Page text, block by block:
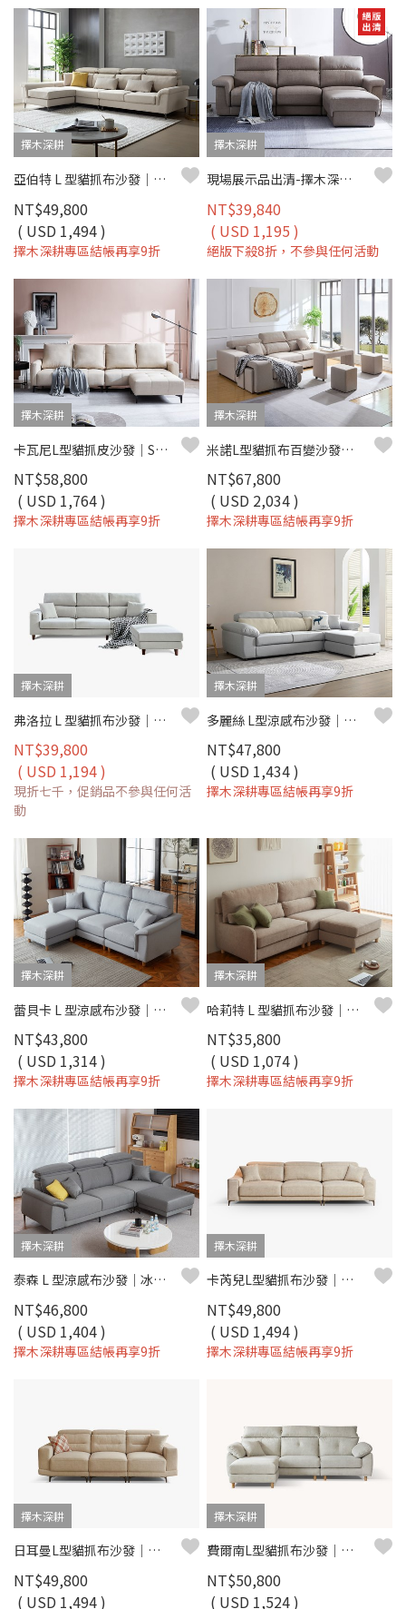
擇木深耕
亞伯特 L 型貓抓布沙發｜防潑水貓抓布 × 移動式腳椅 × 獨立筒坐墊 – 擇木深耕
NT$49,800
( USD 1,494 )
擇木深耕專區結帳再享9折
擇木深耕
現場展示品出清-擇木深耕-伯頓L型收納貓抓皮沙發
NT$39,840
( USD 1,195 )
絕版下殺8折，不參與任何活動
擇木深耕
卡瓦尼L型貓抓皮沙發｜SGS貓抓皮×獨立筒坐墊×可移動背靠 – 擇木深耕
NT$58,800
( USD 1,764 )
擇木深耕專區結帳再享9折
擇木深耕
米諾L型貓抓布百變沙發組｜百變組合 × 可調頭靠 × 防潑水耐磨 × 活動扶手–擇木深耕
NT$67,800
( USD 2,034 )
擇木深耕專區結帳再享9折
擇木深耕
弗洛拉 L 型貓抓布沙發｜獨立筒坐墊 × 防潑水耐磨 × 可拆洗布套 × 移動腳椅–擇木深耕
NT$39,800
( USD 1,194 )
現折七千，促銷品不參與任何活
動
擇木深耕
多麗絲 L型涼感布沙發｜清新機能涼感布 × 高密度彈力坐墊 × 可拆洗布套 – 擇木深耕系列
NT$47,800
( USD 1,434 )
擇木深耕專區結帳再享9折
擇木深耕
蕾貝卡 L 型涼感布沙發｜機能涼感紗 × 防潑水耐磨 × 左右型自由配置 – 擇木深耕
NT$43,800
( USD 1,314 )
擇木深耕專區結帳再享9折
擇木深耕
哈莉特 L 型貓抓布沙發｜防油防污防潑水 × 移動式腳椅 × 左右型自由擺放 – 擇木深耕
NT$35,800
( USD 1,074 )
擇木深耕專區結帳再享9折
擇木深耕
泰森 L 型涼感布沙發｜冰爽涼感布 × 高回彈坐墊 × 十年骨架保固 – 擇木深耕系列
NT$46,800
( USD 1,404 )
擇木深耕專區結帳再享9折
擇木深耕
卡芮兒L型貓抓布沙發｜耐磨防潑水 × 可調式頭靠 × 可拆洗布套 – 擇木深耕
NT$49,800
( USD 1,494 )
擇木深耕專區結帳再享9折
擇木深耕
日耳曼L型貓抓布沙發｜滑軌式坐墊 × 耐磨防潑水 × 可調頭靠枕 – 擇木深耕
NT$49,800
( USD 1,494 )
擇木深耕
費爾南L型貓抓布沙發｜耐磨防潑水 × 移動式腳椅 × 可拆洗布套 – 擇木深耕
NT$50,800
( USD 1,524 )